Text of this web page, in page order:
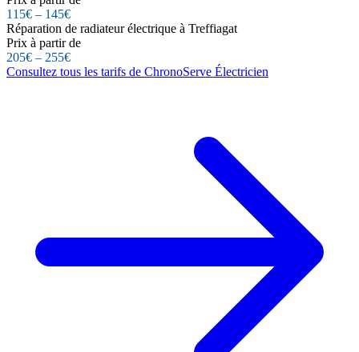
115€ – 145€
Réparation de radiateur électrique à Treffiagat
Prix à partir de
205€ – 255€
Consultez tous les tarifs de ChronoServe Électricien